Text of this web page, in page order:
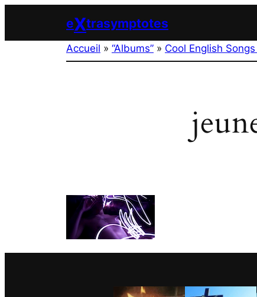
contenu
eXtrasymptotes
Accueil » “Albums” » Cool English